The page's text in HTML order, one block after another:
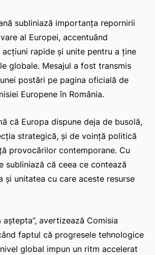
subliniază importanța repornirii
al Europei, accentuând
acțiuni rapide și unite pentru a ține
globale. Mesajul a fost transmis
postări pe pagina oficială de
Europene în România.
că Europa dispune deja de busolă,
strategică, și de voință politică
provocărilor contemporane. Cu
subliniază că ceea ce contează
și unitatea cu care aceste resurse
aștepta”, avertizează Comisia
faptul că progresele tehnologice
global impun un ritm accelerat